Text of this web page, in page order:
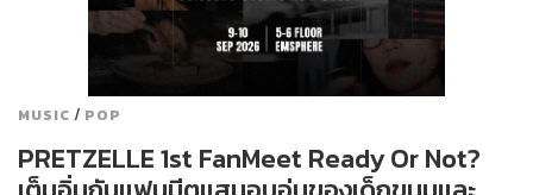
MUSIC / POP
PRETZELLE 1st FanMeet Ready Or Not?